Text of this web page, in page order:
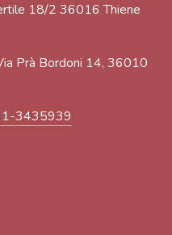
18/2 36016 Thiene
Prà Bordoni 14, 36010
3435939